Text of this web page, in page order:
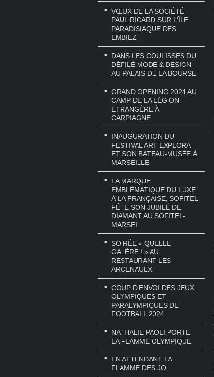
VŒUX DE LA SOCIÉTÉ
PAUL RICARD SUR L’ÎLE
PARADISIAQUE DES
EMBIEZ
DANS LES COULISSES DU
DÉFILÉ MODE & DESIGN
AU PALAIS DE LA BOURSE
GRAND OPENING 2024 AU
CAMP DE LA LÉGION
ETRANGÈRE À
CARPIAGNE
INAUGURATION DU
FESTIVAL ART EXPLORA
ET SON BATEAU-MUSÉE À
MARSEILLE
LA MARQUE
EMBLÉMATIQUE DU LUXE
À LA FRANÇAISE, SOFITEL
FÊTE SON JUBILÉ DE
DIAMANT AU SOFITEL-
MARSEIL
SOIRÉE « QUELLE
GALÈRE ! » AU
RESTAURANT LES
ARCENAULX
COUP D’ENVOI DES JEUX
OLYMPIQUES ET
PARALYMPIQUES DE
FOOTBALL 2024
NATHALIE PAOLI PORTE
LA FLAMME OLYMPIQUE
EN ATTENDANT LA
FLAMME DES JO